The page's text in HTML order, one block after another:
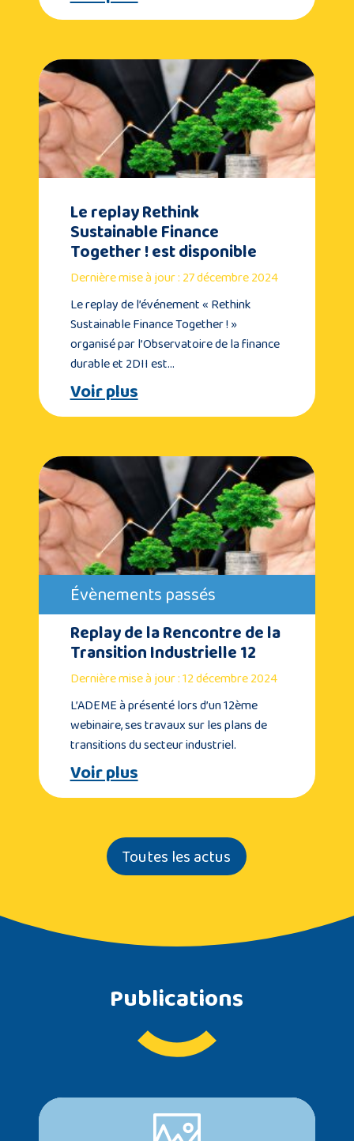
Le replay Rethink
Sustainable Finance
Together ! est disponible
Dernière mise à jour : 27 décembre 2024
Le replay de l’événement « Rethink
Sustainable Finance Together ! »
organisé par l’Observatoire de la finance
durable et 2DII est…
Voir plus
Évènements passés
Replay de la Rencontre de la
Transition Industrielle 12
Dernière mise à jour : 12 décembre 2024
L’ADEME à présenté lors d’un 12ème
webinaire, ses travaux sur les plans de
transitions du secteur industriel.
Voir plus
Toutes les actus
Publications